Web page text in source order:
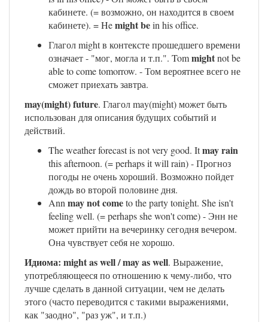
кабинете. (= возможно, он находится в своем
кабинете). = Hemight bein his office.
Глагол might в контексте прошедшего времени
означает - "мог, могла и т.п.". Tommightnot be
able to come tomorrow. - Том вероятнее всего не
сможет приехать завтра.
may(might) future. Глагол may(might) может быть
использован для описания будущих событий и
действий.
The weather forecast is not very good. Itmay rain
this afternoon. (= perhaps it will rain) - Прогноз
погоды не очень хороший. Возможно пойдет
дождь во второй половине дня.
Ann may not cometo the party tonight. She isn't
feeling well. (= perhaps she won't come) - Энн не
может прийти на вечеринку сегодня вечером.
Она чувствует себя не хорошо.
Идиома: might as well / may as well. Выражение,
употребляющееся по отношению к чему-либо, что
лучше сделать в данной ситуации, чем не делать
этого (часто переводится с такими выражениями,
как "заодно", "раз уж", и т.п.)